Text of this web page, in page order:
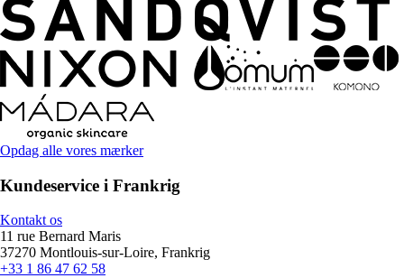
Opdag alle vores mærker
Kundeservice i Frankrig
Kontakt os
11 rue Bernard Maris
37270 Montlouis-sur-Loire, Frankrig
+33 1 86 47 62 58